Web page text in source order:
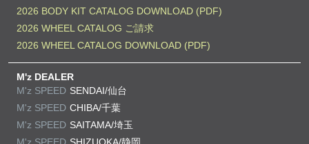
2026 BODY KIT CATALOG DOWNLOAD (PDF)
2026 WHEEL CATALOG ご請求
2026 WHEEL CATALOG DOWNLOAD (PDF)
M'z DEALER
M'z SPEED SENDAI/仙台
M'z SPEED CHIBA/千葉
M'z SPEED SAITAMA/埼玉